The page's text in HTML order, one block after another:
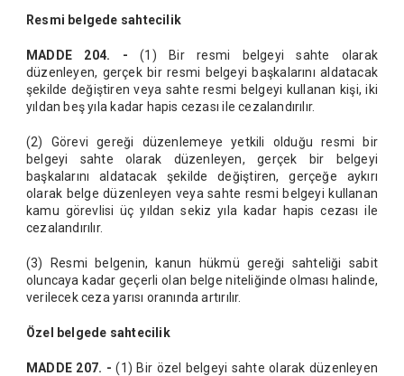
Resmi belgede sahtecilik
MADDE 204. - (1) Bir resmi belgeyi sahte olarak
düzenleyen, gerçek bir resmi belgeyi başkalarını aldatacak
şekilde değiştiren veya sahte resmi belgeyi kullanan kişi, iki
yıldan beş yıla kadar hapis cezası ile cezalandırılır.
(2) Görevi gereği düzenlemeye yetkili olduğu resmi bir
belgeyi sahte olarak düzenleyen, gerçek bir belgeyi
başkalarını aldatacak şekilde değiştiren, gerçeğe aykırı
olarak belge düzenleyen veya sahte resmi belgeyi kullanan
kamu görevlisi üç yıldan sekiz yıla kadar hapis cezası ile
cezalandırılır.
(3) Resmi belgenin, kanun hükmü gereği sahteliği sabit
oluncaya kadar geçerli olan belge niteliğinde olması halinde,
verilecek ceza yarısı oranında artırılır.
Özel belgede sahtecilik
MADDE 207. - (1) Bir özel belgeyi sahte olarak düzenleyen